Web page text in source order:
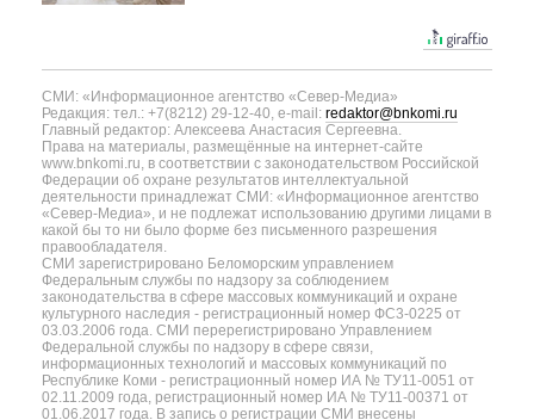
СМИ: «Информационное агентство «Север-Медиа»
Редакция: тел.: +7(8212) 29-12-40, e-mail: redaktor@bnkomi.ru
Главный редактор: Алексеева Анастасия Сергеевна.
Права на материалы, размещённые на интернет-сайте
www.bnkomi.ru, в соответствии с законодательством Российской
Федерации об охране результатов интеллектуальной
деятельности принадлежат СМИ: «Информационное агентство
«Север-Медиа», и не подлежат использованию другими лицами в
какой бы то ни было форме без письменного разрешения
правообладателя.
СМИ зарегистрировано Беломорским управлением
Федеральным службы по надзору за соблюдением
законодательства в сфере массовых коммуникаций и охране
культурного наследия - регистрационный номер ФС3-0225 от
03.03.2006 года. СМИ перерегистрировано Управлением
Федеральной службы по надзору в сфере связи,
информационных технологий и массовых коммуникаций по
Республике Коми - регистрационный номер ИА № ТУ11-0051 от
02.11.2009 года, регистрационный номер ИА № ТУ11-00371 от
01.06.2017 года. В запись о регистрации СМИ внесены